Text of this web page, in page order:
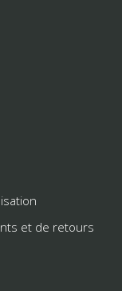
et de retours